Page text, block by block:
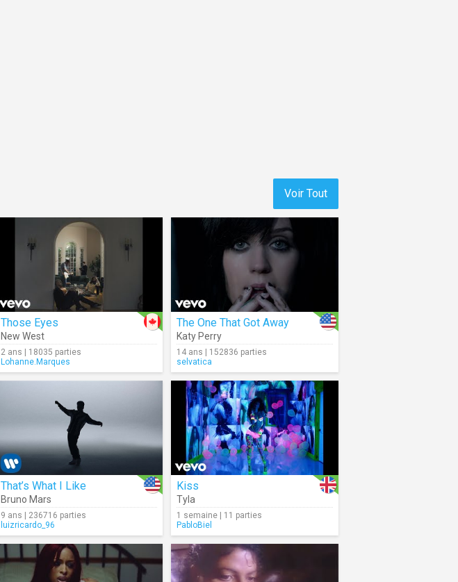
Voir Tout
Those Eyes
New West
2 ans | 18035 parties
Lohanne.Marques
The One That Got Away
Katy Perry
14 ans | 152836 parties
selvatica
That’s What I Like
Bruno Mars
9 ans | 236716 parties
luizricardo_96
Kiss
Tyla
1 semaine | 11 parties
PabloBiel